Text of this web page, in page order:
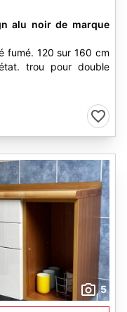
alu noir de marque
fumé. 120 sur 160 cm
trou pour double
5